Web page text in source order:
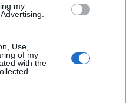
my
Use,
of my
with the